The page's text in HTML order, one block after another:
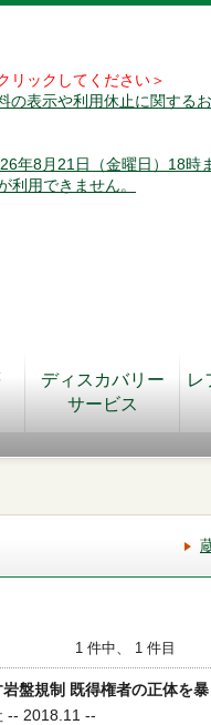
ックしてください＞
の表示や利用休止に関する
年8月21日（金曜日）18時
利用できません。
ディスカバリー
サービス
レ
1 件中、 1 件目
盤規制 既得権者の正体を
-- 2018.11 --